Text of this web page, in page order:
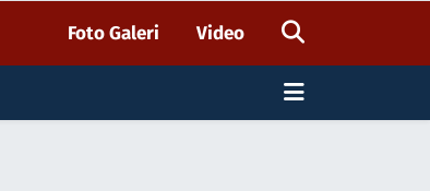
Foto Galeri Video